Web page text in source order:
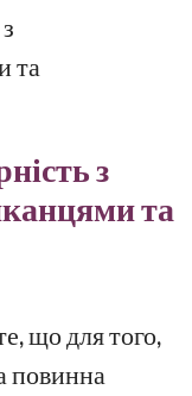
з
та
що для того,
повинна